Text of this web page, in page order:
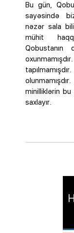
Bu gün,
sayəsində
nəzər sala
mühit
minilliklərin
saxlayır.